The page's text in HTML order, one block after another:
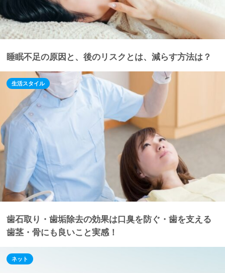
睡眠不足の原因と、後のリスクとは、減らす方法は？
歯石取り・歯垢除去の効果は口臭を防ぐ・歯を支える
歯茎・骨にも良いこと実感！
生活スタイル
ネット